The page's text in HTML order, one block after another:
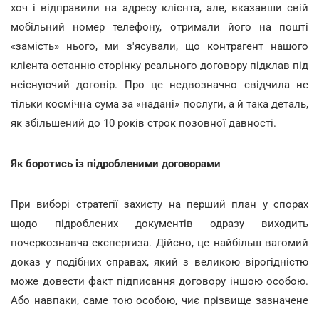
хоч і відправили на адресу клієнта, але, вказавши свій
мобільний номер телефону, отримали його на пошті
«замість» нього, ми з'ясували, що контрагент нашого
клієнта останню сторінку реального договору підклав під
неіснуючий договір. Про це недвозначно свідчила не
тільки космічна сума за «надані» послуги, а й така деталь,
як збільшений до 10 років строк позовної давності.
Як боротись із підробленими договорами
При виборі стратегії захисту на перший план у спорах
щодо підроблених документів одразу виходить
почеркознавча експертиза. Дійсно, це найбільш вагомий
доказ у подібних справах, який з великою вірогідністю
може довести факт підписання договору іншою особою.
Або навпаки, саме тою особою, чиє прізвище зазначене